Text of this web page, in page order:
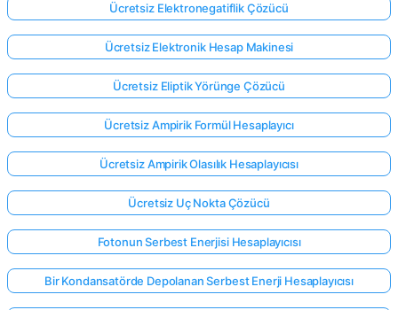
Ücretsiz Elektronegatiflik Çözücü
Ücretsiz Elektronik Hesap Makinesi
Ücretsiz Eliptik Yörünge Çözücü
Ücretsiz Ampirik Formül Hesaplayıcı
Ücretsiz Ampirik Olasılık Hesaplayıcısı
Ücretsiz Uç Nokta Çözücü
Fotonun Serbest Enerjisi Hesaplayıcısı
Bir Kondansatörde Depolanan Serbest Enerji Hesaplayıcısı